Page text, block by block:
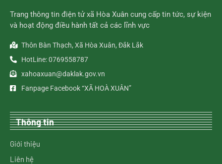
Trang thông tin điện tử xã Hòa Xuân cung cấp tin tức, sự kiện
và hoạt động điều hành tất cả các lĩnh vực
Thôn Bàn Thạch, Xã Hòa Xuân, Đắk Lắk
HotLine: 0769558787
xahoaxuan@daklak.gov.vn
Fanpage Facebook “XÃ HOÀ XUÂN”
Thông tin
Giới thiệu
Liên hệ